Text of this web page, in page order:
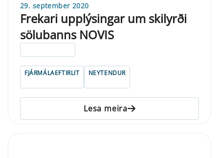
29. september 2020
Frekari upplýsingar um skilyrði
sölubanns NOVIS
FJÁRMÁLAEFTIRLIT NEYTENDUR
Lesa meira